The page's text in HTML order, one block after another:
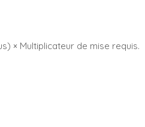
× Multiplicateur de mise requis.